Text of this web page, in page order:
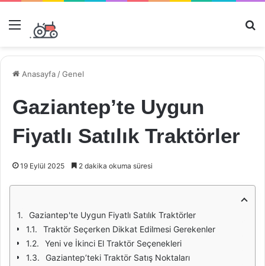
Menü
Anasayfa /Genel
Gaziantep’te Uygun
Fiyatlı Satılık Traktörler
19 Eylül 2025 2 dakika okuma süresi
Gaziantep'te Uygun Fiyatlı Satılık Traktörler
Traktör Seçerken Dikkat Edilmesi Gerekenler
Yeni ve İkinci El Traktör Seçenekleri
Gaziantep’teki Traktör Satış Noktaları